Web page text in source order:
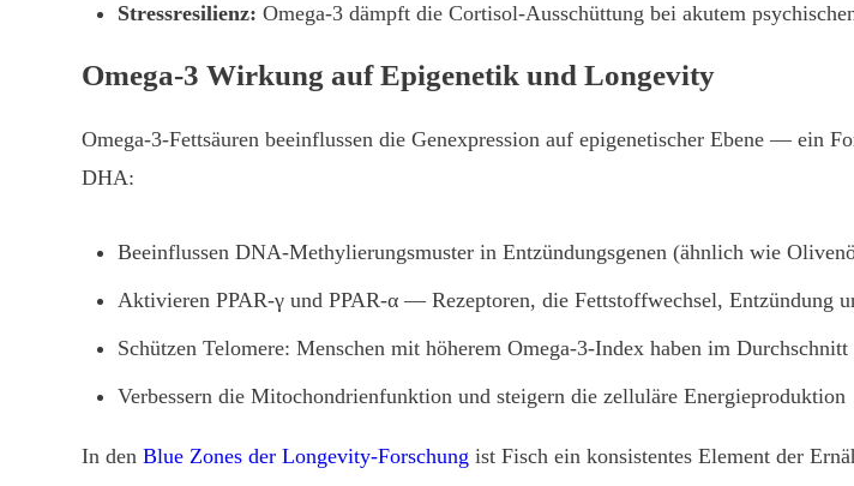
Stressresilienz: Omega-3 dämpft die Cortisol-Ausschüttung bei akutem
Omega-3 Wirkung auf Epigenetik und Longevity
Omega-3-Fettsäuren beeinflussen die Genexpression auf epigenetischer Ebene — ein
DHA:
Beeinflussen DNA-Methylierungsmuster in Entzündungsgenen (ähnlich wie
Aktivieren PPAR-γ und PPAR-α — Rezeptoren, die Fettstoffwechsel, Entzündung
Schützen Telomere: Menschen mit höherem Omega-3-Index haben im
Verbessern die Mitochondrienfunktion und steigern die zelluläre Energieproduktion
In den Blue Zones der Longevity-Forschung ist Fisch ein konsistentes Element der